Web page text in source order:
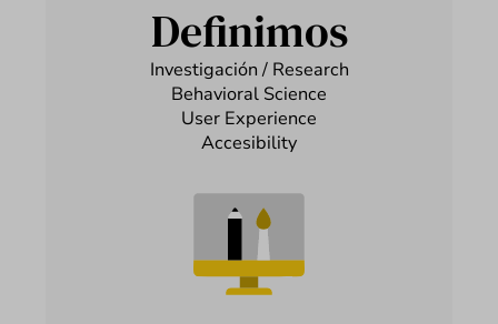
Definimos
Investigación / Research
Behavioral Science
User Experience
Accesibility